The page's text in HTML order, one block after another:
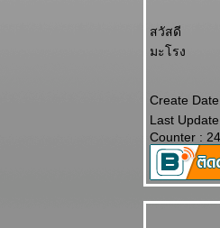
สวัสดี
มะโรง
Create
Last
Counter :